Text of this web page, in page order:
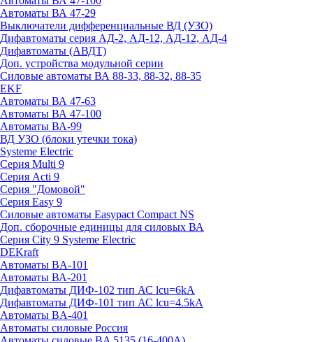
Автоматы ВА 47-29
Выключатели дифференциальные ВД (УЗО)
Дифавтоматы серия АД-2, АД-12, АД-12, АД-4
Дифавтоматы (АВДТ)
Доп. устройства модульной серии
Силовые автоматы ВА 88-33, 88-32, 88-35
EKF
Автоматы ВА 47-63
Автоматы ВА 47-100
Автоматы ВА-99
ВД УЗО (блоки утечки тока)
Systeme Electric
Серия Multi 9
Серия Acti 9
Серия "Домовой"
Серия Easy 9
Силовые автоматы Easypact Compact NS
Доп. сборочные единицы для силовых ВА
Серия City 9 Systeme Electric
DEKraft
Автоматы BA-101
Автоматы ВА-201
Дифавтоматы ДИФ-102 тип АС lcu=6kA
Дифавтоматы ДИФ-101 тип АС lcu=4.5kA
Автоматы BA-401
Автоматы силовые Россия